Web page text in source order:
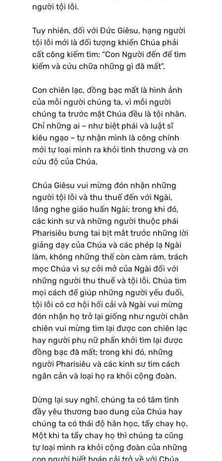
người tội lỗi.
Tuy nhiên, đối với Đức Giêsu, hạng người
tội lỗi mới là đối tượng khiến Chúa phải
cất công kiếm tìm: “Con Người đến để tìm
kiếm và cứu chữa những gì đã mất”.
Con chiên lạc, đồng bạc mất là hình ảnh
của mỗi người chúng ta, vì mỗi người
chúng ta trước mặt Chúa đều là tội nhân.
Chỉ những ai – như biệt phái và luật sĩ
kiêu ngạo – tự nhận mình là công chính
mới tự loại mình ra khỏi tình thương và ơn
cứu độ của Chúa.
Chúa Giêsu vui mừng đón nhận những
người tội lỗi và thu thuế đến với Ngài,
lắng nghe giáo huấn Ngài; trong khi đó,
các kinh sư và những người thuộc phái
Pharisiêu bưng tai bịt mắt trước những lời
giảng dạy của Chúa và các phép lạ Ngài
làm, không những thế còn càm ràm, trách
mọc Chúa vì sự cởi mở của Ngài đối với
những người thu thuế và tội lỗi. Chúa tìm
mọi cách để giúp những người yếu đuối,
tội lỗi có cơ hội hối cải và Ngài vui mừng
đón nhận họ trở lại giống như người chăn
chiên vui mừng tìm lại được con chiên lạc
hay người phụ nữ phấn khởi tìm lại được
đồng bạc đã mất; trong khi đó, những
người Pharisiêu và các kinh sư tìm cách
ngăn cản và loại họ ra khỏi cộng đoàn.
Dừng lại suy nghĩ. chúng ta có tâm tình
đầy yêu thương bao dung của Chúa hay
chúng ta có thái độ hằn học, tẩy chay họ.
Một khi ta tẩy chay họ thì chúng ta cũng
tự loại mình ra khỏi cộng đoàn của những
con người biết hoán cải trở về với Chúa